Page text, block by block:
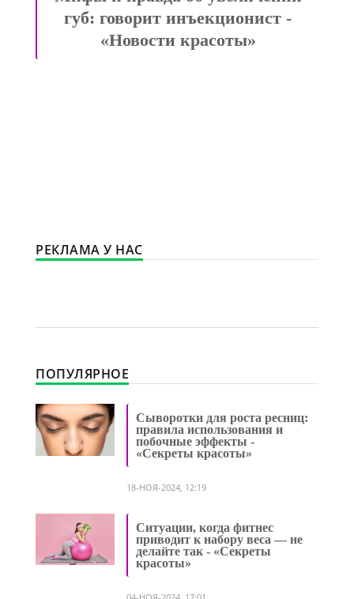
безопасность инъекций -
«Новости красоты»
РЕКЛАМА У НАС
ПОПУЛЯРНОЕ
Сыворотки для роста ресниц:
правила использования и
побочные эффекты -
«Секреты красоты»
18-НОЯ-2024, 12:19
Ситуации, когда фитнес
приводит к набору веса — не
делайте так - «Секреты
красоты»
04-НОЯ-2024, 17:01